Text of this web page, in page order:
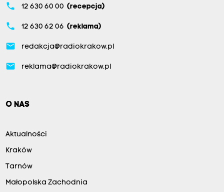
phone 12 630 60 00 (recepcja)
phone 12 630 62 06 (reklama)
email redakcja@radiokrakow.pl
email reklama@radiokrakow.pl
O NAS
Aktualności
Kraków
Tarnów
Małopolska Zachodnia